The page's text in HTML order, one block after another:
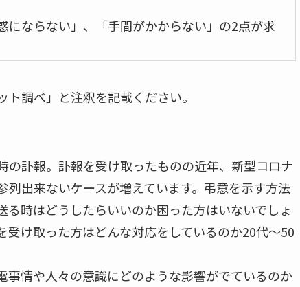
ならない」、「手間がかからない」の2点が求
調べ」と注釈を記載ください。
訃報。訃報を受け取ったものの近年、新型コロナ
出来ないケースが増えています。弔意を示す方法
時はどうしたらいいのか困った方はいないでしょ
け取った方はどんな対応をしているのか20代～50
情や人々の意識にどのような影響がでているのか